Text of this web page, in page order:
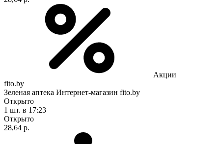
Акции
fito.by
Зеленая аптека Интернет-магазин fito.by
Открыто
1 шт. в 17:23
Открыто
28,64 р.